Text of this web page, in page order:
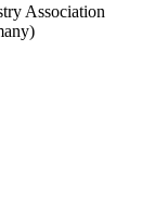
Association